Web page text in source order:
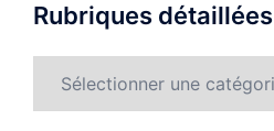
Rubriques détaillées